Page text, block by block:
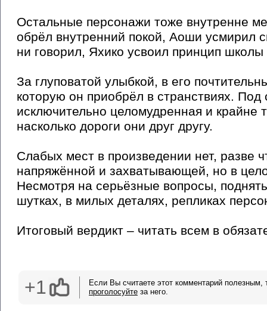
Остальные персонажи тоже внутренне
обрёл внутренний покой, Аоши усмирил
ни говорил, Яхико усвоил принцип школы
За глуповатой улыбкой, в его
которую он приобрёл в странствиях.
исключительно целомудренная и крайне
насколько дороги они друг другу.
Слабых мест в произведении нет, разве
напряжённой и захватывающей, но в
Несмотря на серьёзные вопросы,
шутках, в милых деталях, репликах
Итоговый вердикт – читать всем в
+1
Если Вы считаете этот комментарий полезным,
проголосуйте за него.